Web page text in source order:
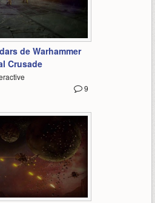
de Warhammer
Crusade
9
1:46